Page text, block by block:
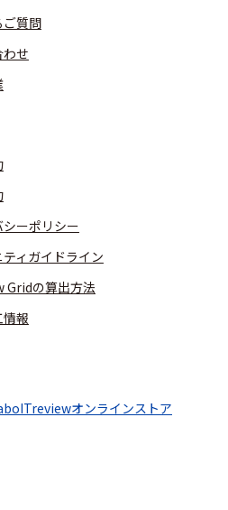
ご質問
わせ
ーポリシー
ィガイドライン
Gridの算出方法
報
ITreviewオンラインストア